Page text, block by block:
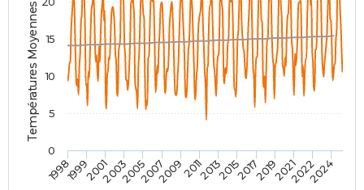
Destinations
City break
Voyage nature
Voyage de noces
Forum
Climat
PHOTO
GUIDES D'ACHAT
BONS PLANS
CARTE DE VOEUX
Carte de Noël
Carte Bonne année
Carte Saint-Valentin
Carte Pâques
Carte d'anniversaire
DICTIONNAIRE
Dictionnaire
Biographies
Citations
Expressions
Proverbes
PROGRAMME TV
Températures Moyennes ( °C )
199819992001200320052007200920112013201520172019202120222024
0
5
10
15